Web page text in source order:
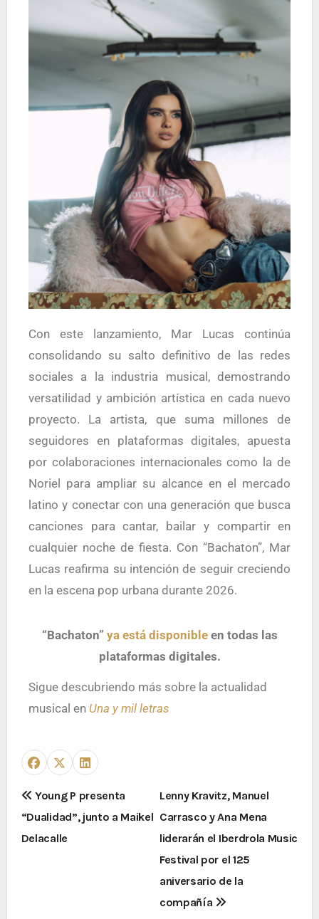
Con este lanzamiento, Mar Lucas continúa
consolidando su salto definitivo de las redes
sociales a la industria musical, demostrando
versatilidad y ambición artística en cada nuevo
proyecto. La artista, que suma millones de
seguidores en plataformas digitales, apuesta
por colaboraciones internacionales como la de
Noriel
para ampliar su alcance en el mercado
latino y conectar con una generación que busca
canciones para cantar, bailar y compartir en
cualquier noche de fiesta. Con “Bachaton”, Mar
Lucas reafirma su intención de seguir creciendo
en la escena pop urbana durante 2026.
“Bachaton” ya está disponibleen todas las
plataformas digitales.
Sigue descubriendo más sobre la actualidad
musical en Una y mil letras
Young P presenta
“Dualidad”, junto a Maikel
Delacalle
Lenny Kravitz, Manuel
Carrasco y Ana Mena
liderarán el Iberdrola Music
Festival por el 125
aniversario de la
compañía